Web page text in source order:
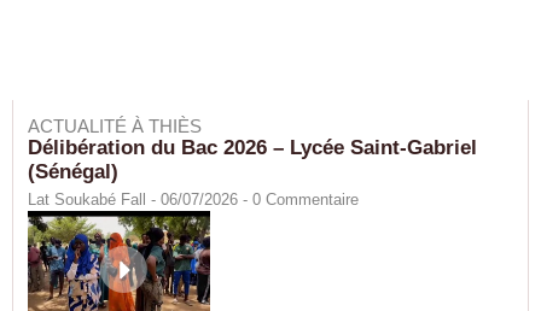
ACTUALITÉ À THIÈS
Délibération du Bac 2026 – Lycée Saint-Gabriel
(Sénégal)
Lat Soukabé Fall - 06/07/2026 - 0 Commentaire